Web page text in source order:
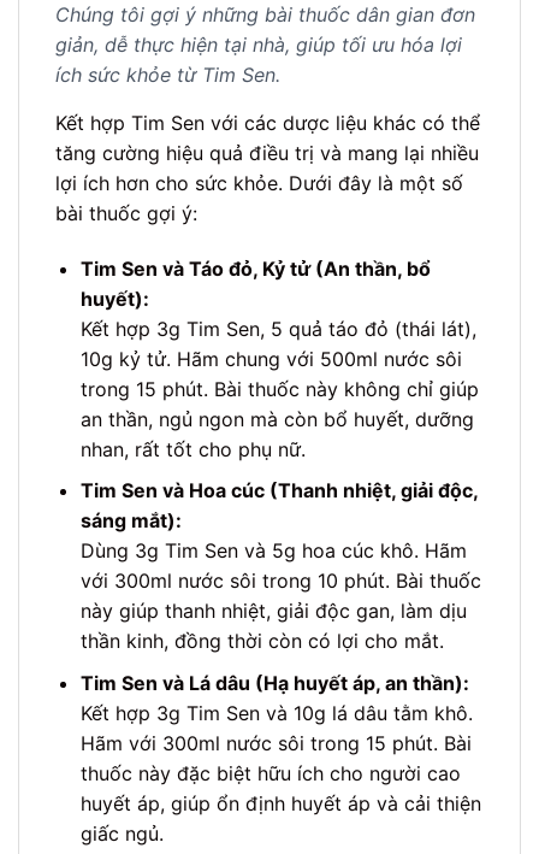
Chúng tôi gợi ý những bài thuốc dân gian đơn
giản, dễ thực hiện tại nhà, giúp tối ưu hóa lợi
ích sức khỏe từ Tim Sen.
Kết hợp Tim Sen với các dược liệu khác có thể
tăng cường hiệu quả điều trị và mang lại nhiều
lợi ích hơn cho sức khỏe. Dưới đây là một số
bài thuốc gợi ý:
Tim Sen và Táo đỏ, Kỷ tử (An thần, bổ
huyết):
Kết hợp 3g Tim Sen, 5 quả táo đỏ (thái lát),
10g kỷ tử. Hãm chung với 500ml nước sôi
trong 15 phút. Bài thuốc này không chỉ giúp
an thần, ngủ ngon mà còn bổ huyết, dưỡng
nhan, rất tốt cho phụ nữ.
Tim Sen và Hoa cúc (Thanh nhiệt, giải độc,
sáng mắt):
Dùng 3g Tim Sen và 5g hoa cúc khô. Hãm
với 300ml nước sôi trong 10 phút. Bài thuốc
này giúp thanh nhiệt, giải độc gan, làm dịu
thần kinh, đồng thời còn có lợi cho mắt.
Tim Sen và Lá dâu (Hạ huyết áp, an thần):
Kết hợp 3g Tim Sen và 10g lá dâu tằm khô.
Hãm với 300ml nước sôi trong 15 phút. Bài
thuốc này đặc biệt hữu ích cho người cao
huyết áp, giúp ổn định huyết áp và cải thiện
giấc ngủ.